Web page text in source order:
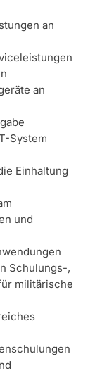
an
an
System
Einhaltung
und
Schulungs-,
militärische